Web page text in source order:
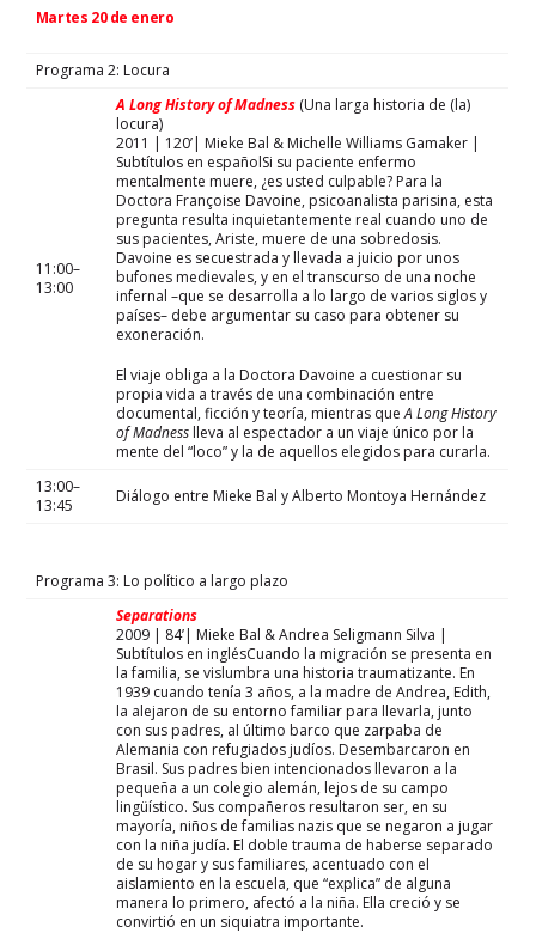
Martes 20 de enero
Programa 2: Locura
11:00–
13:00
A Long History of Madness(Una larga historia de (la)
locura)
2011 | 120’| Mieke Bal & Michelle Williams Gamaker |
Subtítulos en españolSi su paciente enfermo
mentalmente muere, ¿es usted culpable? Para la
Doctora Françoise Davoine, psicoanalista parisina, esta
pregunta resulta inquietantemente real cuando uno de
sus pacientes, Ariste, muere de una sobredosis.
Davoine es secuestrada y llevada a juicio por unos
bufones medievales, y en el transcurso de una noche
infernal –que se desarrolla a lo largo de varios siglos y
países– debe argumentar su caso para obtener su
exoneración.
El viaje obliga a la Doctora Davoine a cuestionar su
propia vida a través de una combinación entre
documental, ficción y teoría, mientras queA Long History
of Madnesslleva al espectador a un viaje único por la
mente del “loco” y la de aquellos elegidos para curarla.
13:00–
13:45
Diálogo entre Mieke Bal y Alberto Montoya Hernández
Programa 3: Lo político a largo plazo
Separations
2009 | 84’| Mieke Bal & Andrea Seligmann Silva |
Subtítulos en inglésCuando la migración se presenta en
la familia, se vislumbra una historia traumatizante. En
1939 cuando tenía 3 años, a la madre de Andrea, Edith,
la alejaron de su entorno familiar para llevarla, junto
con sus padres, al último barco que zarpaba de
Alemania con refugiados judíos. Desembarcaron en
Brasil. Sus padres bien intencionados llevaron a la
pequeña a un colegio alemán, lejos de su campo
lingüístico. Sus compañeros resultaron ser, en su
mayoría, niños de familias nazis que se negaron a jugar
con la niña judía. El doble trauma de haberse separado
de su hogar y sus familiares, acentuado con el
aislamiento en la escuela, que “explica” de alguna
manera lo primero, afectó a la niña. Ella creció y se
convirtió en un siquiatra importante.